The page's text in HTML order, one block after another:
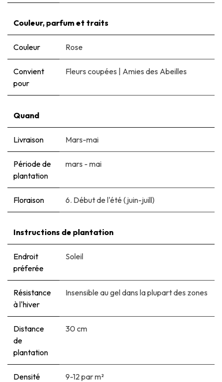
Couleur, parfum et traits
Couleur Rose
Convient
pour
Fleurs coupées | Amies des Abeilles
Quand
Livraison Mars-mai
Période de
plantation
mars - mai
Floraison 6. Début de l'été (juin-juill)
Instructions de plantation
Endroit
préferée
Soleil
Résistance
à l'hiver
Insensible au gel dans la plupart des zones
Distance
de
plantation
30 cm
Densité
9-12 par m²